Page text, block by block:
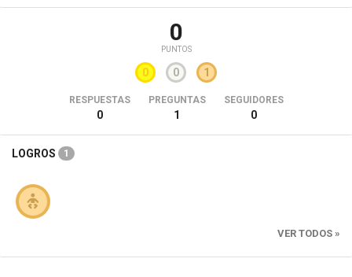
0
PUNTOS
0 0 1
RESPUESTAS
0
PREGUNTAS
1
SEGUIDORES
0
LOGROS 1
VER TODOS »